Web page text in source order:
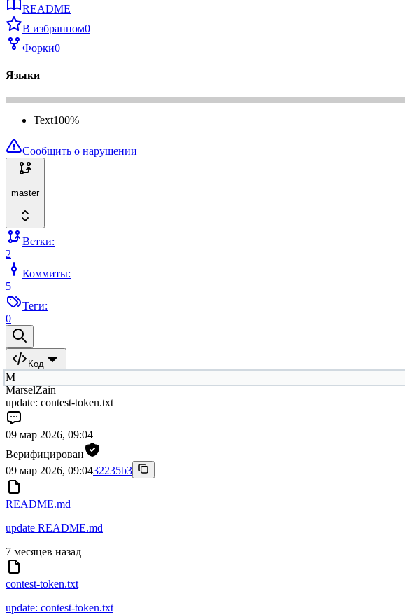
README
В избранном0
Форки0
Языки
Text100%
Сообщить о нарушении
master
Ветки:
2
Коммиты:
5
Теги:
0
Код
M
MarselZain
update: contest-token.txt
09 мар 2026, 09:04
Верифицирован
09 мар 2026, 09:0432235b3
README.md
update README.md
7 месяцев назад
contest-token.txt
update: contest-token.txt